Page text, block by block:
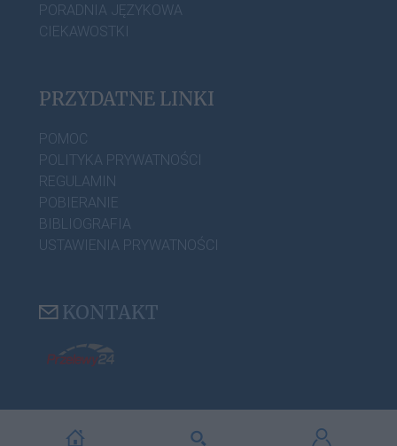
PORADNIA JĘZYKOWA
CIEKAWOSTKI
PRZYDATNE LINKI
POMOC
POLITYKA PRYWATNOŚCI
REGULAMIN
POBIERANIE
BIBLIOGRAFIA
USTAWIENIA PRYWATNOŚCI
KONTAKT